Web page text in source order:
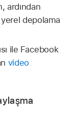
ardından
depolama
ile Facebook
video